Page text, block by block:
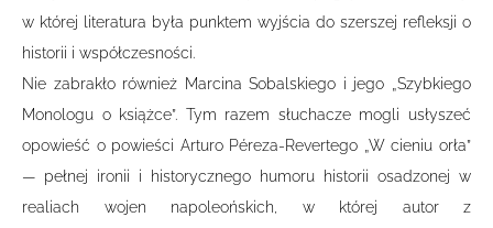
w której literatura była punktem wyjścia do szerszej refleksji o
historii i współczesności.
Nie zabrakło również Marcina Sobalskiego i jego „Szybkiego
Monologu o książce”. Tym razem słuchacze mogli usłyszeć
opowieść o powieści Arturo Péreza-Revertego „W cieniu orła”
— pełnej ironii i historycznego humoru historii osadzonej w
realiach wojen napoleońskich, w której autor z